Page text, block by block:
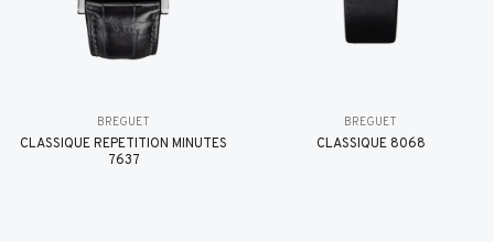
BREGUET
CLASSIQUE RÉPÉTITION MINUTES
7637
BREGUET
CLASSIQUE 8068